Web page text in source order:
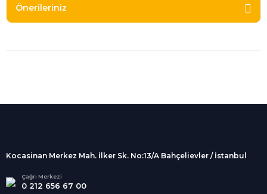
Önerileriniz
Alışveriş
kargolanmaktadır.
Tüm Kredi Kartlarına taksit
seçenekleri
Kocasinan Merkez Mah. İlker Sk. No:13/A Bahçelievler / İstanbul
Çağrı Merkezi
0 212 656 67 00